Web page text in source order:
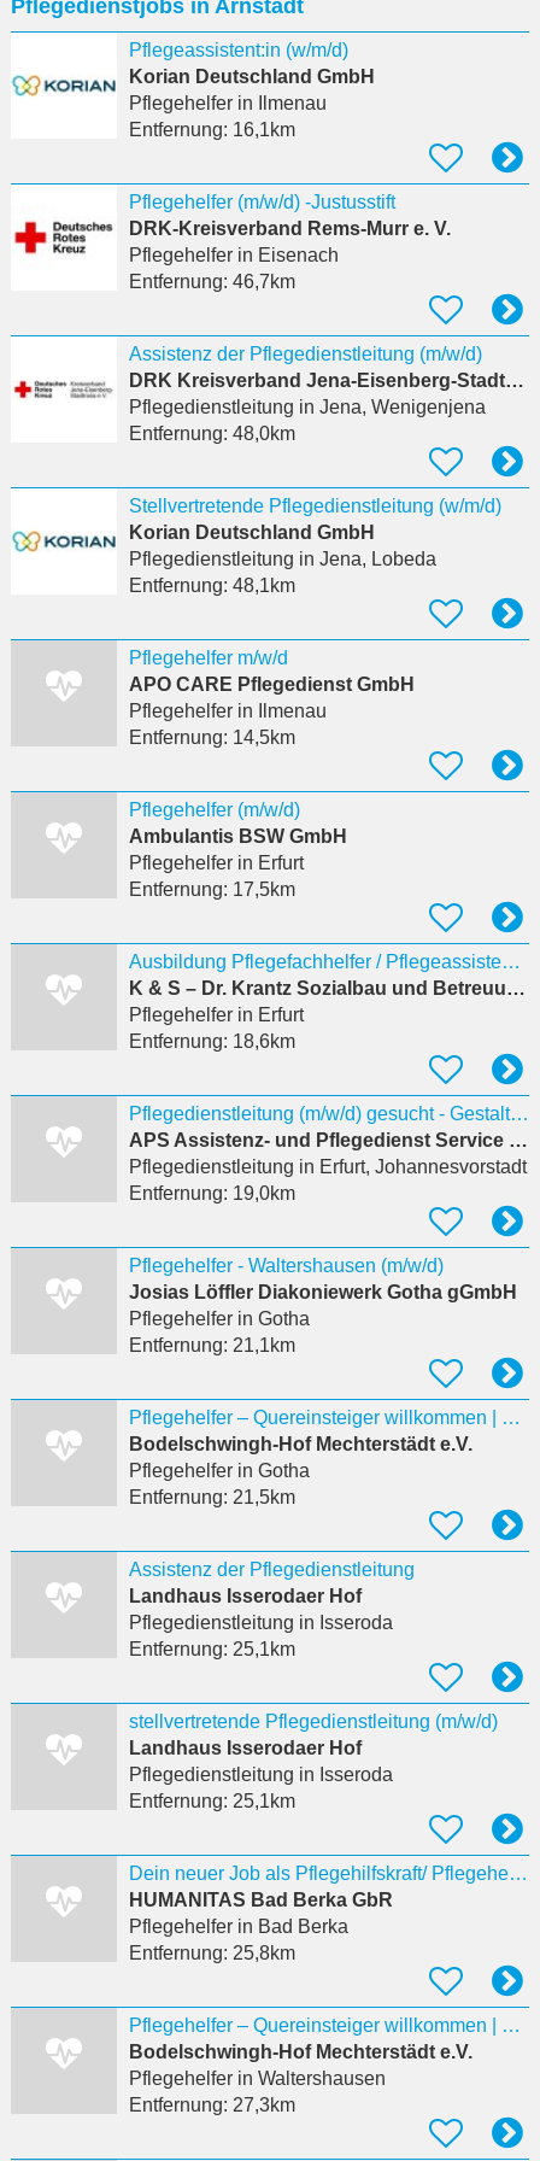
eingeben
Pflegedienstjobs in Arnstadt
Pflegeassistent:in (w/m/d)
Korian Deutschland GmbH
Pflegehelferin Ilmenau
Entfernung: 16,1km
Pflegehelfer (m/w/d) -Justusstift
DRK-Kreisverband Rems-Murr e. V.
Pflegehelferin Eisenach
Entfernung: 46,7km
Assistenz der Pflegedienstleitung (m/w/d)
DRK Kreisverband Jena-Eisenberg-Stadtroda e.V.
Pflegedienstleitung in Jena, Wenigenjena
Entfernung: 48,0km
Stellvertretende Pflegedienstleitung (w/m/d)
Korian Deutschland GmbH
Pflegedienstleitung in Jena, Lobeda
Entfernung: 48,1km
Pflegehelfer m/w/d
APO CARE Pflegedienst GmbH
Pflegehelferin Ilmenau
Entfernung: 14,5km
Pflegehelfer (m/w/d)
Ambulantis BSW GmbH
Pflegehelferin Erfurt
Entfernung: 17,5km
Ausbildung Pflegefachhelfer / Pflegeassistent (m/w/d) Start 2027 K&S Seniorenresidenz Erfurt
K & S – Dr. Krantz Sozialbau und Betreuung SE & Co. KG
Pflegehelferin Erfurt
Entfernung: 18,6km
Pflegedienstleitung (m/w/d) gesucht - Gestalte mit uns die Pflege
APS Assistenz- und Pflegedienst Service GmbH
Pflegedienstleitung in Erfurt, Johannesvorstadt
Entfernung: 19,0km
Pflegehelfer - Waltershausen (m/w/d)
Josias Löffler Diakoniewerk Gotha gGmbH
Pflegehelferin Gotha
Entfernung: 21,1km
Pflegehelfer – Quereinsteiger willkommen | Waltershausen (m/w/d)
Bodelschwingh-Hof Mechterstädt e.V.
Pflegehelferin Gotha
Entfernung: 21,5km
Assistenz der Pflegedienstleitung
Landhaus Isserodaer Hof
Pflegedienstleitung in Isseroda
Entfernung: 25,1km
stellvertretende Pflegedienstleitung (m/w/d)
Landhaus Isserodaer Hof
Pflegedienstleitung in Isseroda
Entfernung: 25,1km
Dein neuer Job als Pflegehilfskraft/ Pflegehelfer (m/w/d) ambulant wartet! Bereit für die
HUMANITAS Bad Berka GbR
Pflegehelferin Bad Berka
Entfernung: 25,8km
Pflegehelfer – Quereinsteiger willkommen | Waltershausen (m/w/d) Waltershausen, Deutschland
Bodelschwingh-Hof Mechterstädt e.V.
Pflegehelferin Waltershausen
Entfernung: 27,3km